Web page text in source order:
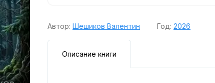
Автор: Шешиков Валентин Год: 2026
Описание книги